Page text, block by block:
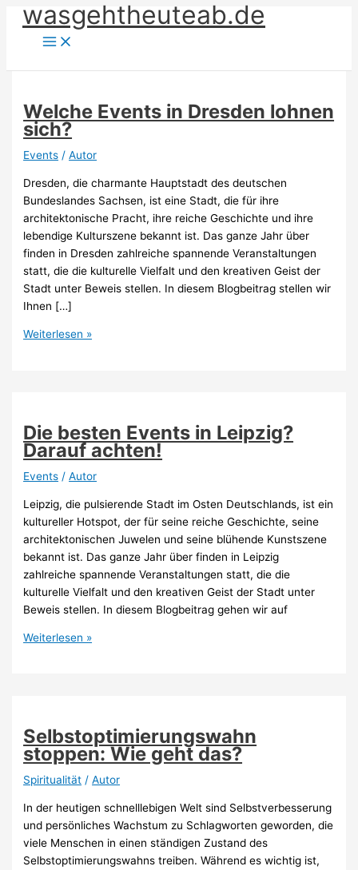
Zum
Inhalt
springen
wasgehtheuteab.de
Welche Events in Dresden lohnen
sich?
Events /Autor
Dresden, die charmante Hauptstadt des deutschen
Bundeslandes Sachsen, ist eine Stadt, die für ihre
architektonische Pracht, ihre reiche Geschichte und ihre
lebendige Kulturszene bekannt ist. Das ganze Jahr über
finden in Dresden zahlreiche spannende Veranstaltungen
statt, die die kulturelle Vielfalt und den kreativen Geist der
Stadt unter Beweis stellen. In diesem Blogbeitrag stellen wir
Ihnen […]
Welche
sich?
Weiterlesen »
Die besten Events in Leipzig?
Darauf achten!
Events /Autor
Leipzig, die pulsierende Stadt im Osten Deutschlands, ist ein
kultureller Hotspot, der für seine reiche Geschichte, seine
architektonischen Juwelen und seine blühende Kunstszene
bekannt ist. Das ganze Jahr über finden in Leipzig
zahlreiche spannende Veranstaltungen statt, die die
kulturelle Vielfalt und den kreativen Geist der Stadt unter
Beweis stellen. In diesem Blogbeitrag gehen wir auf
Die
achten!
Weiterlesen »
Selbstoptimierungswahn
stoppen: Wie geht das?
Spiritualität /Autor
In der heutigen schnelllebigen Welt sind Selbstverbesserung
und persönliches Wachstum zu Schlagworten geworden, die
viele Menschen in einen ständigen Zustand des
Selbstoptimierungswahns treiben. Während es wichtig ist,